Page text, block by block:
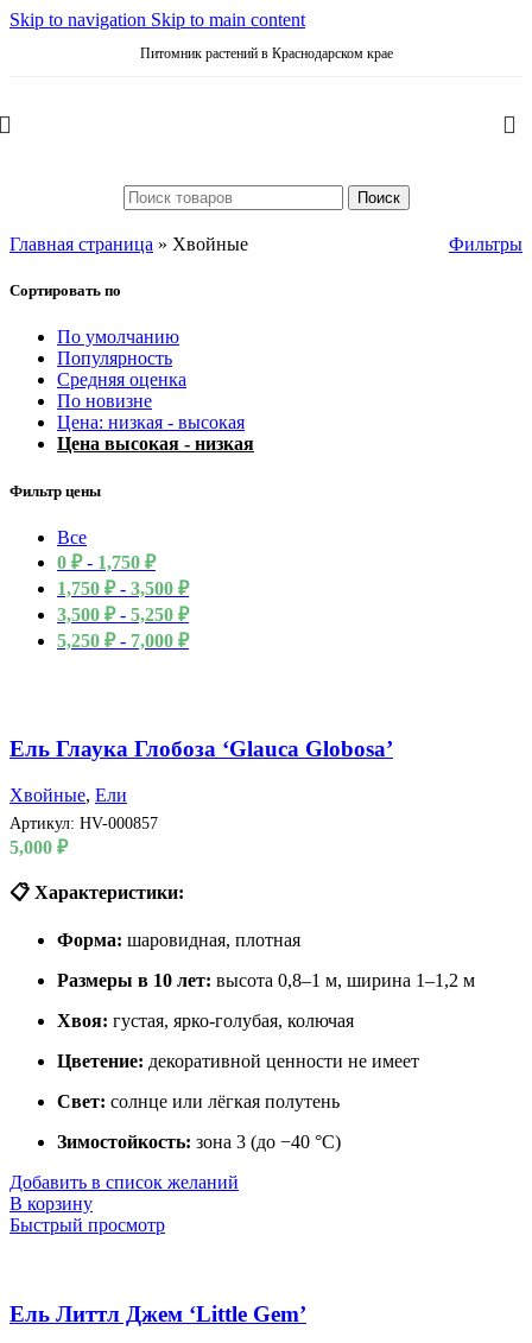
Skip to navigation Skip to main content
Питомник растений в Краснодарском крае
Поиск
Главная страница » Хвойные Фильтры
Сортировать по
По умолчанию
Популярность
Средняя оценка
По новизне
Цена: низкая - высокая
Цена высокая - низкая
Фильтр цены
Все
0 ₽- 1,750 ₽
1,750 ₽- 3,500 ₽
3,500 ₽- 5,250 ₽
5,250 ₽- 7,000 ₽
Ель Глаука Глобоза ‘Glauca Globosa’
Хвойные, Ели
Артикул: HV-000857
5,000 ₽
📋 Характеристики:
Форма: шаровидная, плотная
Размеры в 10 лет: высота 0,8–1 м, ширина 1–1,2 м
Хвоя: густая, ярко-голубая, колючая
Цветение: декоративной ценности не имеет
Свет: солнце или лёгкая полутень
Зимостойкость: зона 3 (до −40 °C)
Добавить в список желаний
В корзину
Быстрый просмотр
Ель Литтл Джем ‘Little Gem’